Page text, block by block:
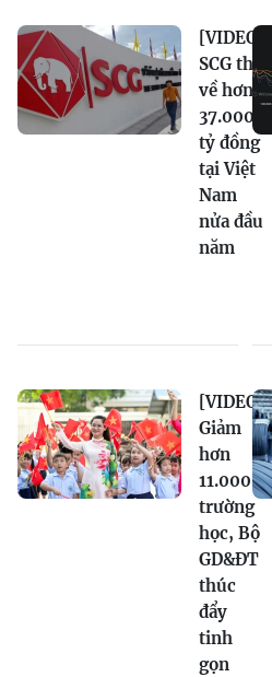
[VIDEO]
SCG thu
về hơn
37.000
tỷ đồng
tại Việt
Nam
nửa đầu
năm
[VIDEO]
Giảm
hơn
11.000
trường
học, Bộ
GD&ĐT
thúc
đẩy
tinh
gọn